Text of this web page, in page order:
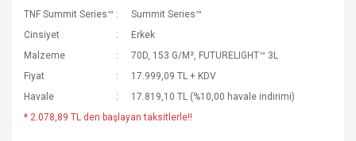
TNF Summit Series™
Summit Series™
Cinsiyet
Erkek
Malzeme
70D, 153 G/M², FUTURELIGHT™ 3L
Fiyat
17.999,09 TL + KDV
Havale
17.819,10 TL (%10,00 havale indirimi)
* 2.078,89 TL den başlayan taksitlerle!!